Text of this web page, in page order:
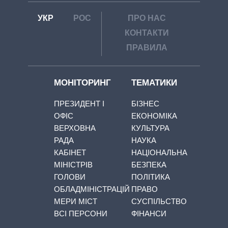
УКР РОС
ПРО НАС
КОНТАКТИ
ПРАВИЛА
МОНІТОРИНГ
ПРЕЗИДЕНТ І
ОФІС
ВЕРХОВНА
РАДА
КАБІНЕТ
МІНІСТРІВ
ГОЛОВИ
ОБЛАДМІНІСТРАЦІЙ
МЕРИ МІСТ
ВСІ ПЕРСОНИ
ТЕМАТИКИ
БІЗНЕС
ЕКОНОМІКА
КУЛЬТУРА
НАУКА
НАЦІОНАЛЬНА
БЕЗПЕКА
ПОЛІТИКА
ПРАВО
СУСПІЛЬСТВО
ФІНАНСИ